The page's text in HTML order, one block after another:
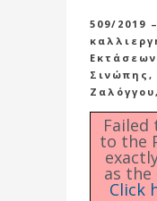
509/2019
Σινώπης,
Failed
to the
as
Click